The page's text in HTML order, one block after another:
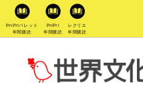
PriPriパレット
年間購読
PriPri
年間購読
レクリエ
年間購読